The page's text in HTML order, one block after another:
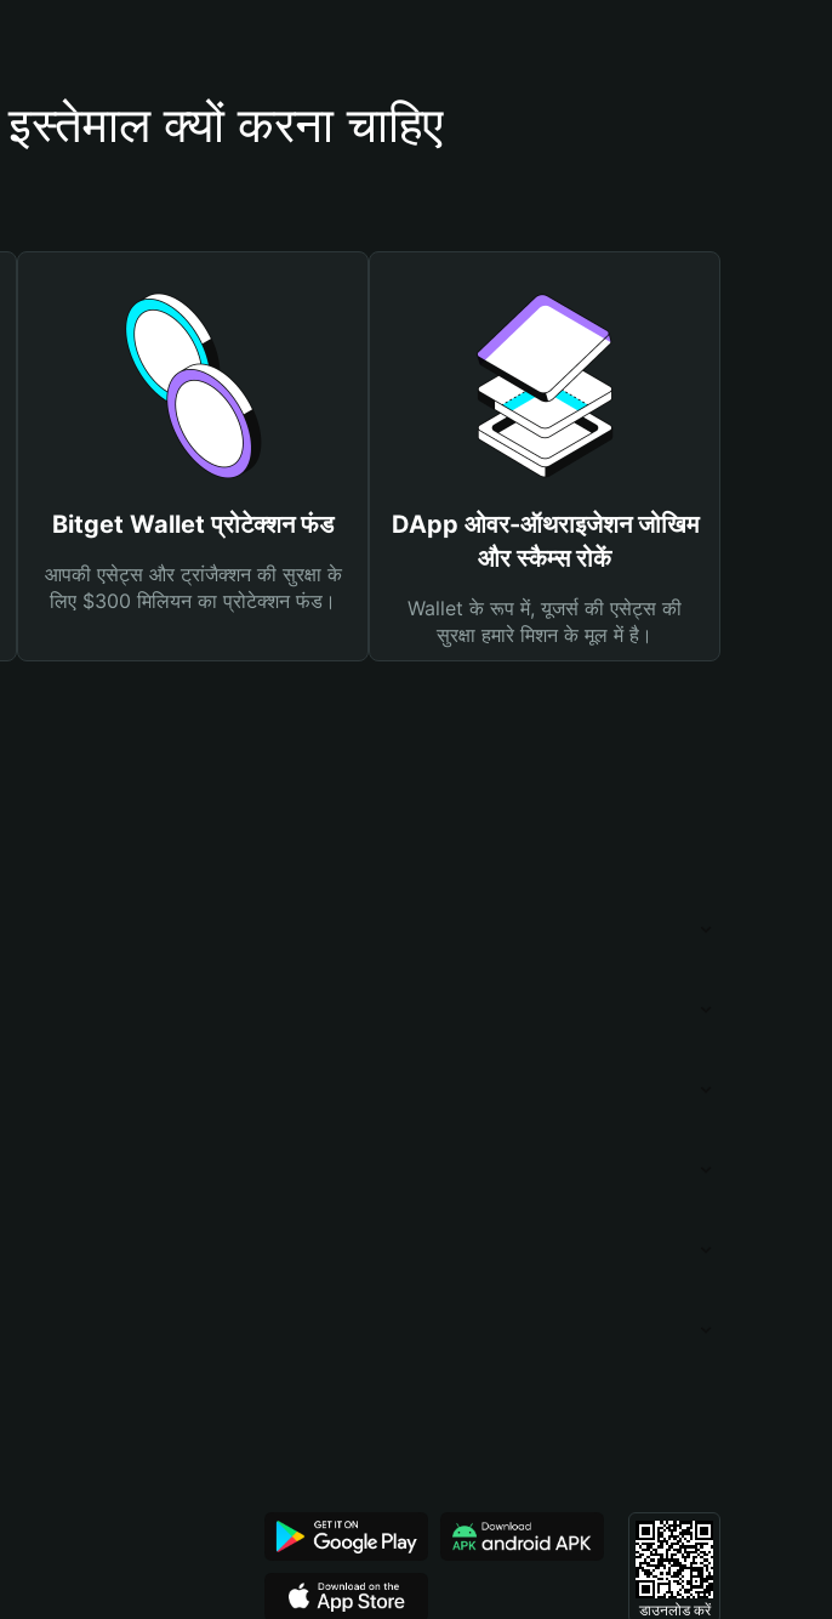
क्यों करना चाहिए
Bitget Wallet प्रोटेक्शन फंड
आपकी एसेट्स और ट्रांजैक्शन की सुरक्षा के
लिए $300 मिलियन का प्रोटेक्शन फंड।
DApp ओवर-ऑथराइजेशन जोखिम
और स्कैम्स रोकें
Wallet के रूप में, यूजर्स की एसेट्स की
सुरक्षा हमारे मिशन के मूल में है।
डाउनलोड करें